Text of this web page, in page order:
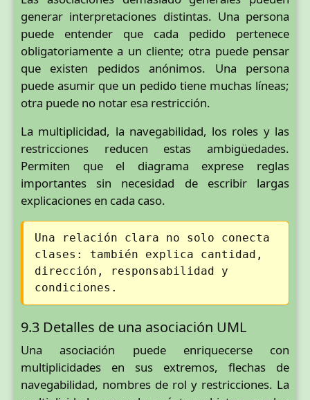
generar interpretaciones distintas. Una persona
puede entender que cada pedido pertenece
obligatoriamente a un cliente; otra puede pensar
que existen pedidos anónimos. Una persona
puede asumir que un pedido tiene muchas líneas;
otra puede no notar esa restricción.
La multiplicidad, la navegabilidad, los roles y las
restricciones reducen estas ambigüedades.
Permiten que el diagrama exprese reglas
importantes sin necesidad de escribir largas
explicaciones en cada caso.
Una relación clara no solo conecta
clases: también explica cantidad,
dirección, responsabilidad y
condiciones.
9.3 Detalles de una asociación UML
Una asociación puede enriquecerse con
multiplicidades en sus extremos, flechas de
navegabilidad, nombres de rol y restricciones. La